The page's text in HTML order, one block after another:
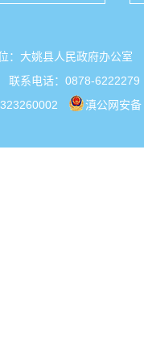
：大姚县人民政府办公
联系电话：0878-6222279
滇公网安